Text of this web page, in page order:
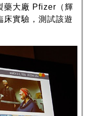
藥大廠 Pfizer（輝
實驗，測試該遊